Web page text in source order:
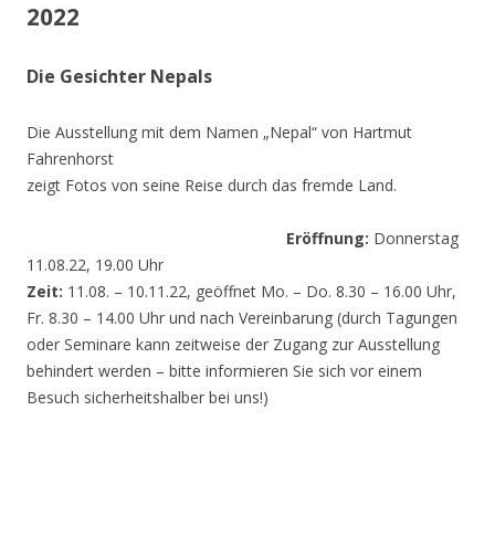
2022
Die Gesichter Nepals
Die Ausstellung mit dem Namen „Nepal“ von Hartmut
Fahrenhorst
zeigt Fotos von seine Reise durch das fremde Land.
Eröffnung: Donnerstag
11.08.22, 19.00 Uhr
Zeit: 11.08. – 10.11.22, geöffnet Mo. – Do. 8.30 – 16.00 Uhr,
Fr. 8.30 – 14.00 Uhr und nach Vereinbarung (durch Tagungen
oder Seminare kann zeitweise der Zugang zur Ausstellung
behindert werden – bitte informieren Sie sich vor einem
Besuch sicherheitshalber bei uns!)